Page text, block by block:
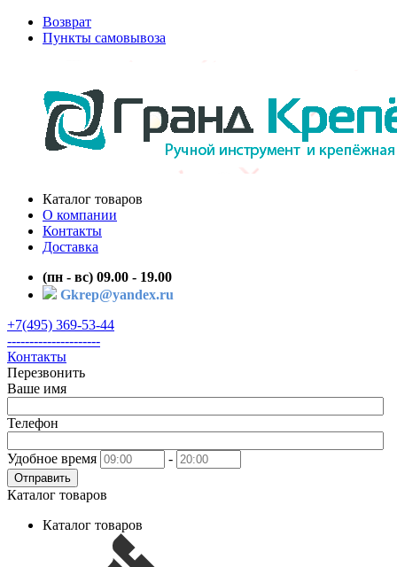
Возврат
Пункты самовывоза
Каталог товаров
О компании
Контакты
Доставка
(пн - вс) 09.00 - 19.00
Gkrep@yandex.ru
+7(495) 369-53-44
---------------------
Контакты
Перезвонить
Ваше имя
Телефон
Удобное время -
Отправить
Каталог товаров
Каталог товаров